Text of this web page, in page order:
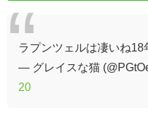
ラプンツェルは凄いね18
— グレイスな猫
20